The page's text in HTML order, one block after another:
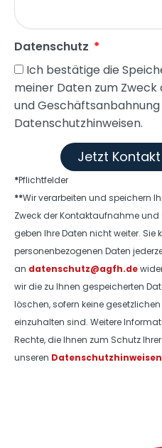
Datenschutz
Ich bestätige die
meiner Daten zum
und
Datenschutzhinweisen.
Jetzt
*Pflichtfelder
**Wir verarbeiten und speichern
Zweck der Kontaktaufnahme
geben Ihre Daten nicht weiter. Sie
personenbezogenen Daten
an datenschutz@agfh.de
wir die zu Ihnen gespeicherten
löschen, sofern keine
einzuhalten sind. Weitere
Rechte, die Ihnen zum Schutz
unseren Datenschutzhinweisen